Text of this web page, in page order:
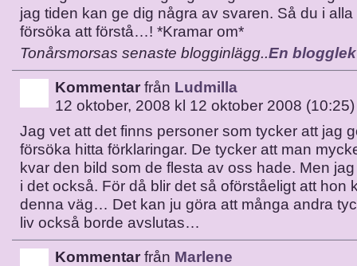
jag tiden kan ge dig några av svaren. Så du i alla
försöka att förstå…! *Kramar om*
Tonårsmorsas senaste blogginlägg..En blogglek
Kommentar från Ludmilla
12 oktober, 2008 kl 12 oktober 2008 (10:25)
Jag vet att det finns personer som tycker att jag
försöka hitta förklaringar. De tycker att man
kvar den bild som de flesta av oss hade. Men
i det också. För då blir det så oförståeligt att hon
denna väg… Det kan ju göra att många andra
liv också borde avslutas…
Kommentar från Marlene